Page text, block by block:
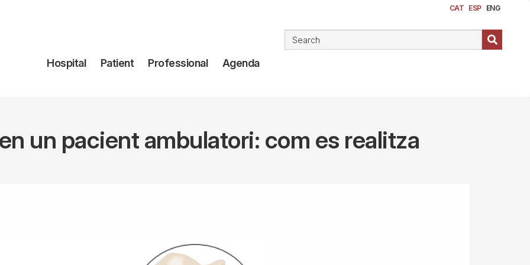
CAT ESP ENG
Navegación
Hospital Patient Professional Agenda
un pacient ambulatori: com es realitza